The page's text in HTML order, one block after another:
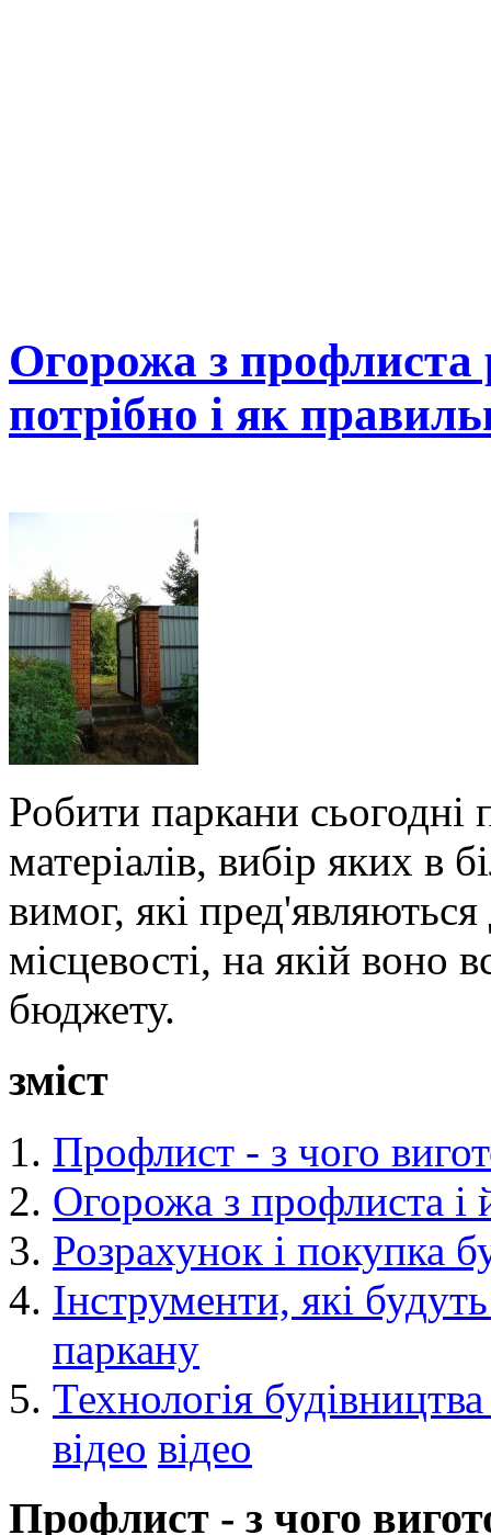
Огорожа з
потрібно і як
Робити паркани сьогодні
матеріалів, вибір яких в
вимог, які
місцевості, на якій воно
бюджету.
зміст
Профлист - з чого
Огорожа з профлиста і
Розрахунок і покупка
Інструменти, які
паркану
Технологія
відео відео
Профлист - з чого